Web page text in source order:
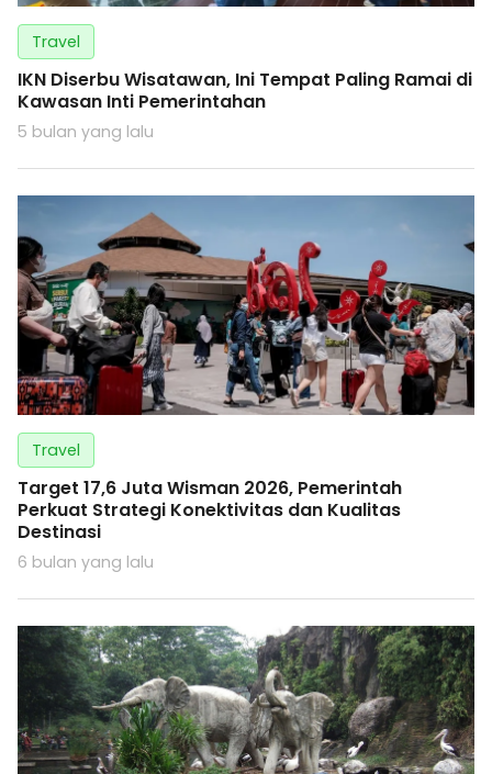
Travel
IKN Diserbu Wisatawan, Ini Tempat Paling Ramai di
Kawasan Inti Pemerintahan
5 bulan yang lalu
Travel
Target 17,6 Juta Wisman 2026, Pemerintah
Perkuat Strategi Konektivitas dan Kualitas
Destinasi
6 bulan yang lalu